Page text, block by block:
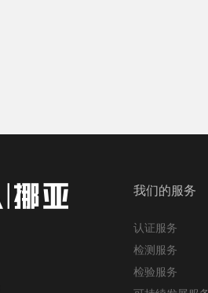
我们的服务
认证服务
检测服务
检验服务